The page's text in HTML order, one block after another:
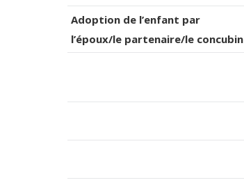
Adoption de l’enfant par
l’époux/le partenaire/le concubin